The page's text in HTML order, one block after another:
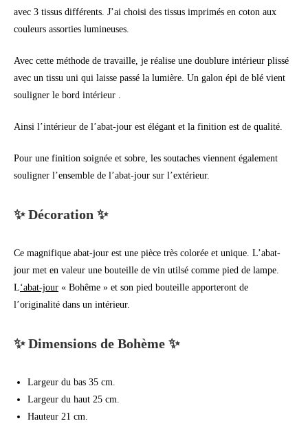
avec 3 tissus différents. J’ai choisi des tissus imprimés en coton aux
couleurs assorties lumineuses.
Avec cette méthode de travaille, je réalise une doublure intérieur plissé
avec un tissu uni qui laisse passé la lumière. Un galon épi de blé vient
souligner le bord intérieur .
Ainsi l’intérieur de l’abat-jour est élégant et la finition est de qualité.
Pour une finition soignée et sobre, les soutaches viennent également
souligner l’ensemble de l’abat-jour sur l’extérieur.
✨ Décoration ✨
Ce magnifique abat-jour est une pièce très colorée et unique. L’abat-
jour met en valeur une bouteille de vin utilsé comme pied de lampe.
L‘abat-jour « Bohême » et son pied bouteille apporteront de
l’originalité dans un intérieur.
✨ Dimensions de Bohème ✨
Largeur du bas 35 cm.
Largeur du haut 25 cm.
Hauteur 21 cm.